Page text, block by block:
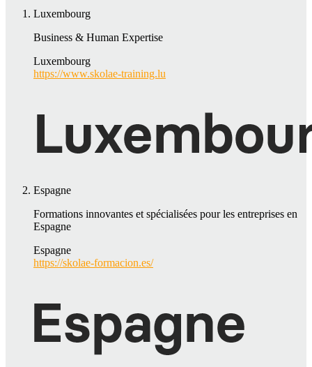
Luxembourg
Business & Human Expertise
Luxembourg
https://www.skolae-training.lu
Espagne
Formations innovantes et spécialisées pour les entreprises en
Espagne
Espagne
https://skolae-formacion.es/